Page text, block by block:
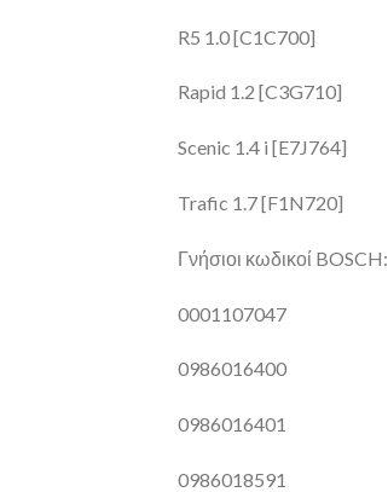
R5 1.0 [C1C700]
Rapid 1.2 [C3G710]
Scenic 1.4 i [E7J764]
Trafic 1.7 [F1N720]
Γνήσιοι κωδικοί BOSCH:
0001107047
0986016400
0986016401
0986018591